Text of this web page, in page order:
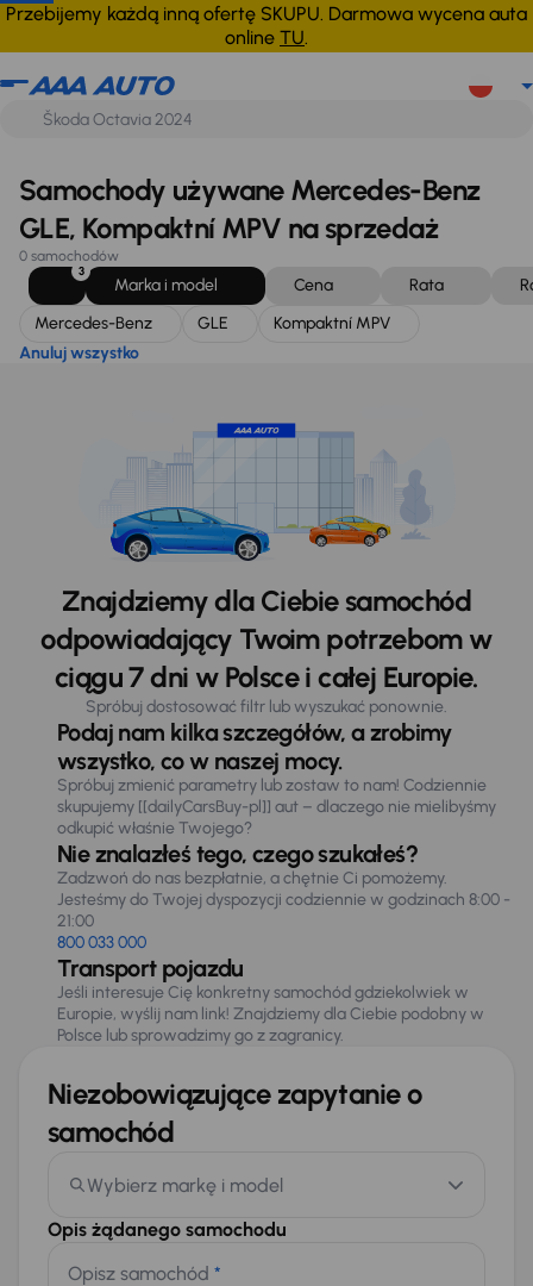
Przebijemy każdą inną ofertę SKUPU. Darmowa wycena auta
online TU.
Mercedes-Benz GLE Kompaktní MPV Anuluj wszystko
Samochody używane Mercedes-Benz
GLE, Kompaktní MPV na sprzedaż
0 samochodów
3
Marka i model Cena Rata
Mercedes-Benz
GLE
Kompaktní MPV
Anuluj wszystko
Znajdziemy dla Ciebie samochód
odpowiadający Twoim potrzebom w
ciągu 7 dni w Polsce i całej Europie.
Spróbuj dostosować filtr lub wyszukać ponownie.
Podaj nam kilka szczegółów, a zrobimy
wszystko, co w naszej mocy.
Spróbuj zmienić parametry lub zostaw to nam! Codziennie
skupujemy [[dailyCarsBuy-pl]] aut – dlaczego nie mielibyśmy
odkupić właśnie Twojego?
Nie znalazłeś tego, czego szukałeś?
Zadzwoń do nas bezpłatnie, a chętnie Ci pomożemy.
Jesteśmy do Twojej dyspozycji codziennie w godzinach 8:00 -
21:00
800 033 000
Transport pojazdu
Jeśli interesuje Cię konkretny samochód gdziekolwiek w
Europie, wyślij nam link! Znajdziemy dla Ciebie podobny w
Polsce lub sprowadzimy go z zagranicy.
Niezobowiązujące zapytanie o
samochód
Wybierz markę i model
Opis żądanego samochodu
Opisz samochód *